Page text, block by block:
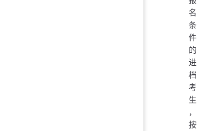
名
条
件
的
进
档
考
生
，
按